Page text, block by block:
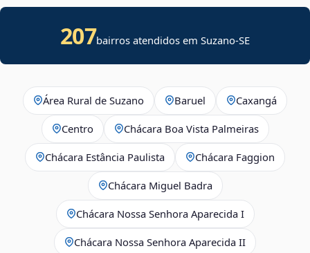
207bairros atendidos emSuzano-SE
Área Rural de Suzano Baruel Caxangá
Centro Chácara Boa Vista Palmeiras
Chácara Estância Paulista Chácara Faggion
Chácara Miguel Badra
Chácara Nossa Senhora Aparecida I
Chácara Nossa Senhora Aparecida II